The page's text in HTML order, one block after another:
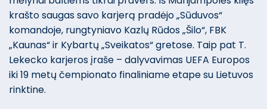
krašto saugas savo karjerą pradėjo „Sūduvos“
komandoje, rungtyniavo Kazlų Rūdos „Šilo“, FBK
„Kaunas“ ir Kybartų „Sveikatos“ gretose. Taip pat T.
Lekecko karjeros įraše – dalyvavimas UEFA Europos
iki 19 metų čempionato finaliniame etape su Lietuvos
rinktine.